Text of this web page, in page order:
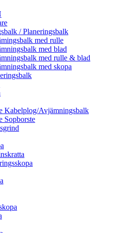
/ Planeringsbalk
med rulle
med blad
med rulle & blad
med skopa
Kabel­­plog/­Avjämnings­­balk
Sop­borste